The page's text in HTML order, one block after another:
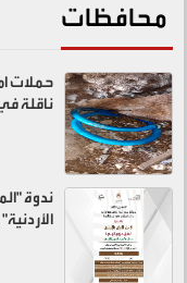
محافظات
حملات
ناقلة
ندوة